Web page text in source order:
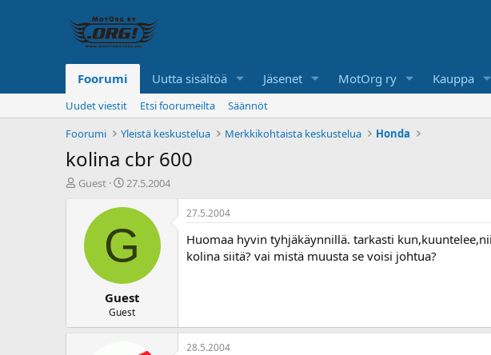
Foorumi Uutta sisältöä Jäsenet MotOrg ry Kauppa
Uudet viestit Etsi foorumeilta
Säännöt
Foorumi
Yleistä keskustelua Merkkikohtaista keskustelua Honda
kolina cbr 600
K
n
Guest
A
o
u
p
ä
i
v
27.5.2004
G
Guest
Guest
27.5.2004
Huomaa hyvin tyhjäkäynnillä. tarkasti
kolina siitä? vai mistä muusta se voisi johtua?
28.5.2004